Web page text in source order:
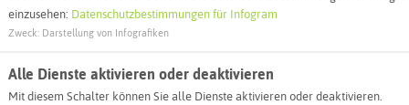
könnt
GLADBECK
einzusehen: Datenschutzbestimmungen für Infogram
Zweck: Darstellung von Infografiken
Alle Dienste aktivieren oder deaktivieren
Mit diesem Schalter können Sie alle Dienste aktivieren oder deaktivieren.